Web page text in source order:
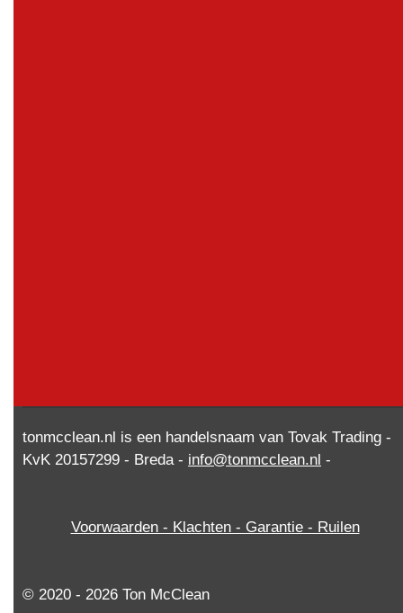
tonmcclean.nl is een handelsnaam van Tovak Trading -
KvK 20157299 - Breda - info@tonmcclean.nl -
Voorwaarden - Klachten - Garantie - Ruilen
© 2020 - 2026 Ton McClean